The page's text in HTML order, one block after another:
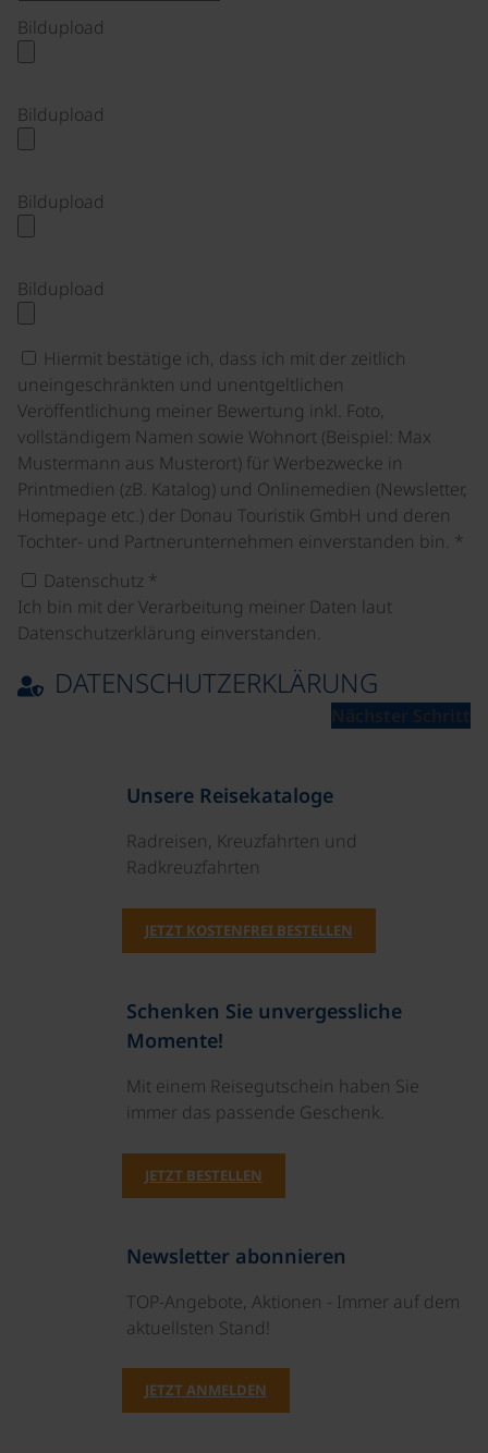
Bildupload
Bildupload
Bildupload
Bildupload
Hiermit bestätige ich, dass ich mit der zeitlich
uneingeschränkten und unentgeltlichen
Veröffentlichung meiner Bewertung inkl. Foto,
vollständigem Namen sowie Wohnort (Beispiel: Max
Mustermann aus Musterort) für Werbezwecke in
Printmedien (zB. Katalog) und Onlinemedien (Newsletter,
Homepage etc.) der Donau Touristik GmbH und deren
Tochter- und Partnerunternehmen einverstanden bin. *
Datenschutz *
Ich bin mit der Verarbeitung meiner Daten laut
Datenschutzerklärung einverstanden.
DATENSCHUTZERKLÄRUNG
Unsere Reisekataloge
Radreisen, Kreuzfahrten und
Radkreuzfahrten
JETZT KOSTENFREI BESTELLEN
Schenken Sie unvergessliche
Momente!
Mit einem Reisegutschein haben Sie
immer das passende Geschenk.
JETZT BESTELLEN
Newsletter abonnieren
TOP-Angebote, Aktionen - Immer auf dem
aktuellsten Stand!
JETZT ANMELDEN